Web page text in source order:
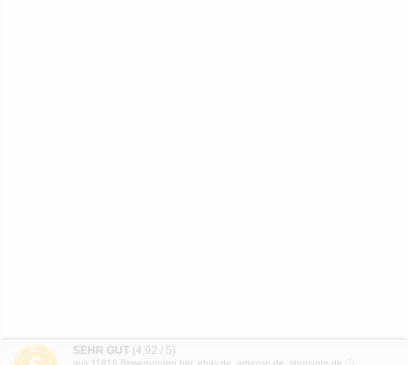
SEHR GUT (4.92 / 5)
aus 11816 Bewertungen bei: ebay.de, amazon.de, shopvote.de ⓘ